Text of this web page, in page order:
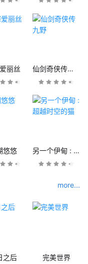
丽丝 仙剑奇侠传九野
悠悠 另一个伊甸 : 超越时空的猫
more...
之后 完美世界